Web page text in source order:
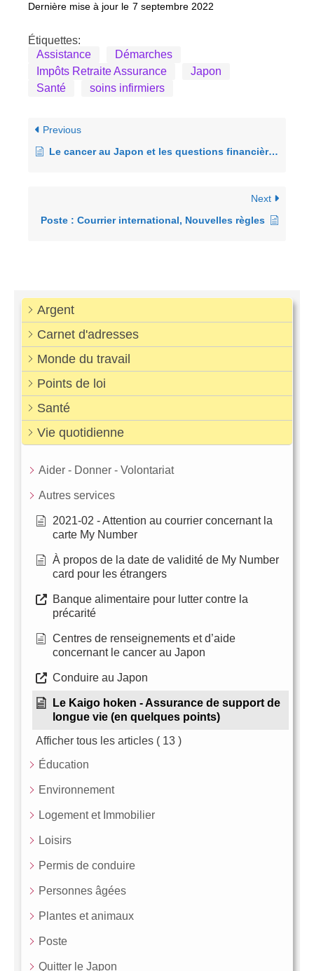
Argent
Carnet d'adresses
Monde du travail
Points de loi
Santé
Vie quotidienne
Aider - Donner - Volontariat
Autres services
2021-02 - Attention au courrier concernant la
carte My Number
À propos de la date de validité de My Number
card pour les étrangers
Banque alimentaire pour lutter contre la
précarité
Centres de renseignements et d’aide
concernant le cancer au Japon
Conduire au Japon
Le Kaigo hoken - Assurance de support de
longue vie (en quelques points)
Afficher tous les articles ( 13 )
Éducation
Environnement
Logement et Immobilier
Loisirs
Permis de conduire
Personnes âgées
Plantes et animaux
Poste
Quitter le Japon
Dernière mise à jour le 7 septembre 2022
Étiquettes:
Assistance
Démarches
Impôts Retraite Assurance
Japon
Santé
soins infirmiers
Previous
Le cancer au Japon et les questions financières
Next
Poste : Courrier international, Nouvelles règles